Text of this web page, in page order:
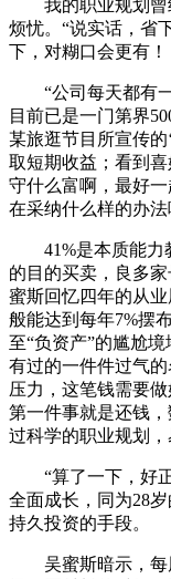
我的职业规划曾
烦忧。“说实话，省
下，对糊口会更有！
“公司每天都有一
目前已是一门第界
某旅逛节目所宣传
取短期收益；看到
守什么富啊，最好
在采纳什么样的办法
41%是本质能力
的目的买卖，良多
蜜斯回忆四年的从
般能达到每年7%摆
至“负资产”的尴尬
有过的一件件过气
压力，这笔钱需要
第一件事就是还钱
过科学的职业规划，
“算了一下，好正
全面成长，同为28
持久投资的手段。
吴蜜斯暗示，每